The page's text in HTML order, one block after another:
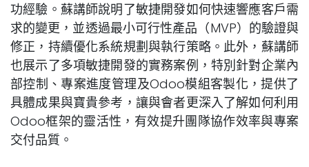
功經驗。蘇講師說明了敏捷開發如何快速響應客戶需
求的變更，並透過最小可行性產品（MVP）的驗證與
修正，持續優化系統規劃與執行策略。此外，蘇講師
也展示了多項敏捷開發的實務案例，特別針對企業內
部控制、專案進度管理及Odoo模組客製化，提供了
具體成果與寶貴參考，讓與會者更深入了解如何利用
Odoo框架的靈活性，有效提升團隊協作效率與專案
交付品質。